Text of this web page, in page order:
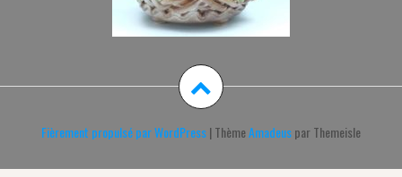
Fièrement propulsé par WordPress|ThèmeAmadeuspar Themeisle